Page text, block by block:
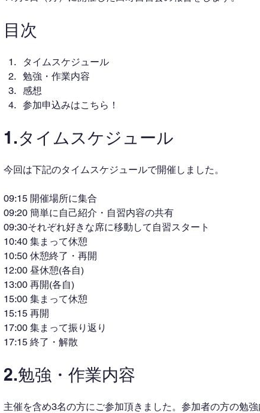
目次
タイムスケジュール
勉強・作業内容
感想
参加申込みはこちら！
1.タイムスケジュール
今回は下記のタイムスケジュールで開催しました。
09:15 開催場所に集合
09:20 簡単に自己紹介・自習内容の共有
09:30それぞれ好きな席に移動して自習スタート
10:40 集まって休憩
10:50 休憩終了・再開
12:00 昼休憩(各自)
13:00 再開(各自)
15:00 集まって休憩
15:15 再開
17:00 集まって振り返り
17:15 終了・解散
2.勉強・作業内容
主催を含め3名の方にご参加頂きました。参加者の方の勉強